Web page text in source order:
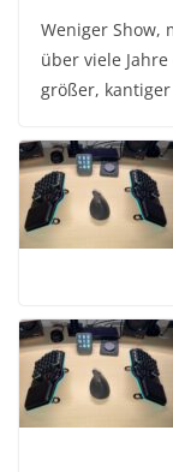
Weniger Show,
über viele
größer,